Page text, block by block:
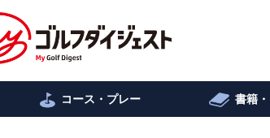
コース・プレー 書籍